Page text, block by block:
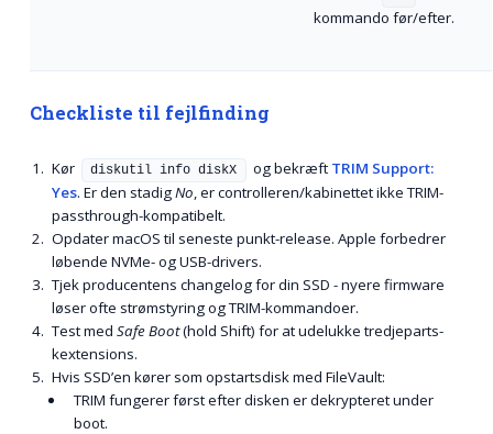
kommando før/efter.
Checkliste til fejlfinding
Kør diskutil info diskX og bekræft TRIM Support:
Yes. Er den stadigNo, er controlleren/kabinettet ikke TRIM-
passthrough-kompatibelt.
Opdater macOS til seneste punkt-release. Apple forbedrer
løbende NVMe- og USB-drivers.
Tjek producentens changelog for din SSD - nyere firmware
løser ofte strømsty­ring og TRIM-kommandoer.
Test med Safe Boot(hold Shift) for at udelukke tredjeparts­
kextensions.
Hvis SSD’en kører som opstartsdisk med FileVault:
TRIM fungerer først efter disken er dekrypteret under
boot.